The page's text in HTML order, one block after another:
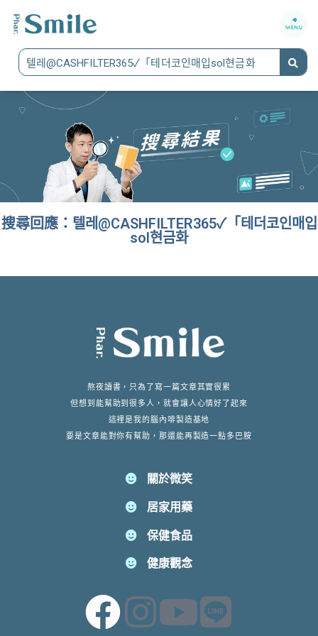
搜尋回應：텔레@CASHFILTER365✓「테더코인매입
sol현금화
熬夜讀書，只為了寫一篇文章其實很累
但想到能幫助到很多人，就會讓人心情好了起來
這裡是我的腦內啡製造基地
要是文章能對你有幫助，那還能再製造一點多巴胺
關於微笑
居家用藥
保健食品
健康觀念